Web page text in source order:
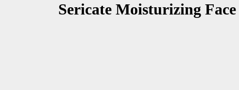
Sericate Moisturizing Face